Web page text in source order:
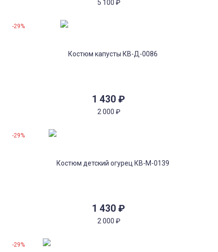
5 100 ₽
1 430 ₽
2 000 ₽
-29%
1 430 ₽
2 000 ₽
-29%
-29%